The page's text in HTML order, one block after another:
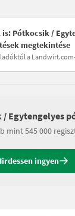
Pótkocsik /
megtekintése
a
/ Egytengelyes
mint 545 000
ingyen